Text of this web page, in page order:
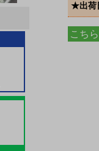
★出荷
こち